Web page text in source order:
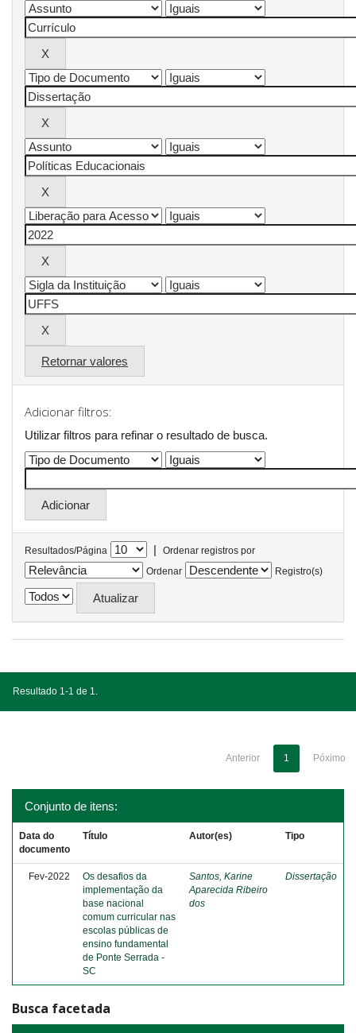
Retornar valores
Adicionar filtros:
Utilizar filtros para refinar o resultado de busca.
Resultados/Página |
Ordenar registros por
Ordenar
Registro(s)
Resultado 1-1 de 1.
Anterior 1 Póximo
Conjunto de itens:
Data do
documento
Título Autor(es) Tipo
Fev-2022
Os desafios da
implementação da
base nacional
comum curricular nas
escolas públicas de
ensino fundamental
de Ponte Serrada -
SC
Santos, Karine
Aparecida Ribeiro
dos
Dissertação
Busca facetada